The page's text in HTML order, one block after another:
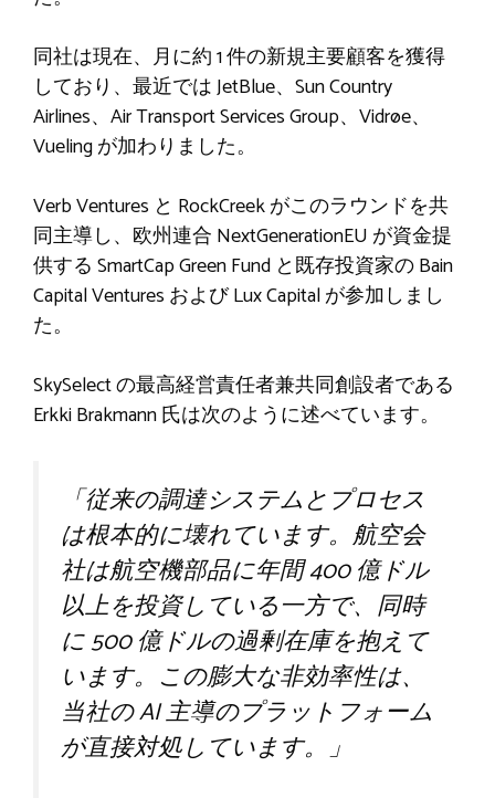
同社は現在、月に約 1 件の新規主要顧客を獲得
しており、最近では JetBlue、Sun Country
Airlines、Air Transport Services Group、Vidrøe、
Vueling が加わりました。
Verb Ventures と RockCreek がこのラウンドを共
同主導し、欧州連合 NextGenerationEU が資金提
供する SmartCap Green Fund と既存投資家の Bain
Capital Ventures および Lux Capital が参加しまし
た。
SkySelect の最高経営責任者兼共同創設者である
Erkki Brakmann 氏は次のように述べています。
「従来の調達システムとプロセス
は根本的に壊れています。航空会
社は航空機部品に年間 400 億ドル
以上を投資している一方で、同時
に 500 億ドルの過剰在庫を抱えて
います。この膨大な非効率性は、
当社の AI 主導のプラットフォーム
が直接対処しています。」